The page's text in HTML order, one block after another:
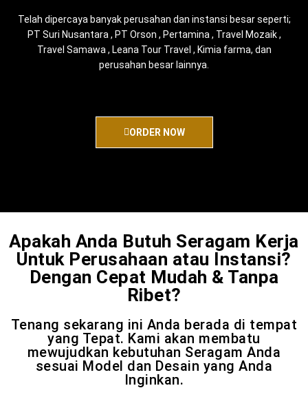
Telah dipercaya banyak perusahan dan instansi besar seperti;
PT Suri Nusantara , PT Orson , Pertamina , Travel Mozaik ,
Travel Samawa , Leana Tour Travel , Kimia farma, dan
perusahan besar lainnya.
ORDER NOW
Apakah Anda Butuh Seragam Kerja
Untuk Perusahaan atau Instansi?
Dengan Cepat Mudah & Tanpa
Ribet?
Tenang sekarang ini Anda berada di tempat
yang Tepat. Kami akan membatu
mewujudkan kebutuhan Seragam Anda
sesuai Model dan Desain yang Anda
Inginkan.